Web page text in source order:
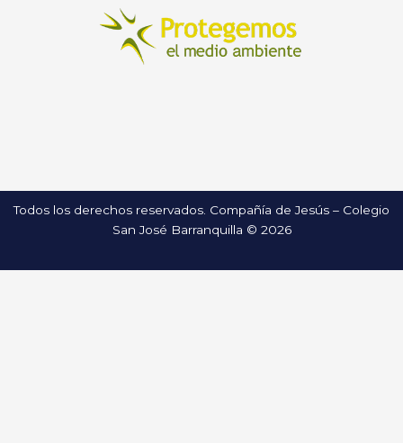
Todos los derechos reservados. Compañía de Jesús – Colegio
San José Barranquilla © 2026